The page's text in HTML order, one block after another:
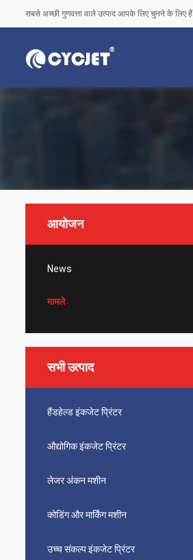
सबसे अच्छी गुणवत्ता वाले उत्पाद आपके लिए चुनने के लिए हैं
आयोजन
News
मामले
सभी उत्पाद
हैंडहेल्ड इंकजेट प्रिंटर
औद्योगिक इंकजेट प्रिंटर
लेजर अंकन मशीन
कोडिंग और मार्किंग मशीन
उच्च संकल्प इंकजेट प्रिंटर